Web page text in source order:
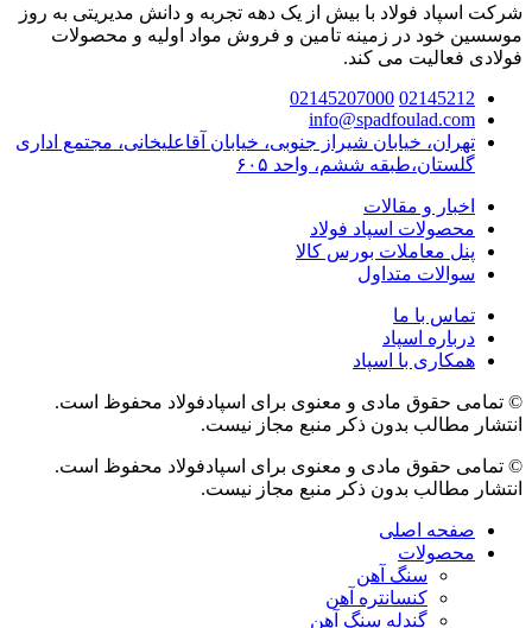
شرکت اسپاد فولاد با بیش از یک دهه تجربه و دانش مدیریتی به روز
موسسین خود در زمینه تامین و فروش مواد اولیه و محصولات
فولادی فعالیت می کند.
02145212
02145207000
info@spadfoulad.com
تهران، خیابان شیراز جنوبی، خیابان آقاعلیخانی، مجتمع اداری
گلستان،طبقه ششم، واحد ۶۰۵
اخبار و مقالات
محصولات اسپاد فولاد
پنل معاملات بورس کالا
سوالات متداول
تماس با ما
درباره اسپاد
همکاری با اسپاد
© تمامی حقوق مادی و معنوی برای اسپادفولاد محفوظ است.
انتشار مطالب بدون ذکر منبع مجاز نیست.
© تمامی حقوق مادی و معنوی برای اسپادفولاد محفوظ است.
انتشار مطالب بدون ذکر منبع مجاز نیست.
صفحه اصلی
محصولات
سنگ آهن
کنسانتره آهن
گندله سنگ آهن